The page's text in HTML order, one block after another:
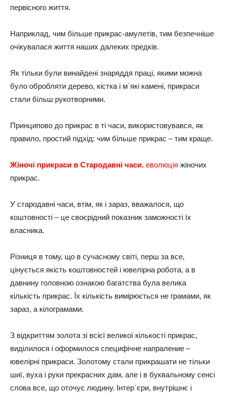
первісного життя.
Наприклад, чим більше прикрас-амулетів, тим безпечніше
очікувалася життя наших далеких предків.
Як тільки були винайдені знаряддя праці, якими можна
було обробляти дерево, кістка і м`які камені, прикраси
стали більш рукотворними.
Принципово до прикрас в ті часи, використовувався, як
правило, простий підхід: чим більше прикрас – тим краще.
Жіночі прикраси в Стародавні часи. еволюція жіночих
прикрас.
У стародавні часи, втім, як і зараз, вважалося, що
коштовності – це своєрідний показник заможності їх
власника.
Різниця в тому, що в сучасному світі, перш за все,
цінується якість коштовностей і ювелірна робота, а в
давнину головною ознакою багатства була велика
кількість прикрас. Їх кількість вимірюється не грамами, як
зараз, а кілограмами.
З відкриттям золота зі всієї великої кількості прикрас,
виділилося і оформилося специфічне напраление –
ювелірні прикраси. Золотому стали прикрашати не тільки
шиї, вуха і руки прекрасних дам, але і в буквальному сенсі
слова все, що оточує людину. Інтер`єри, внутрішнє і